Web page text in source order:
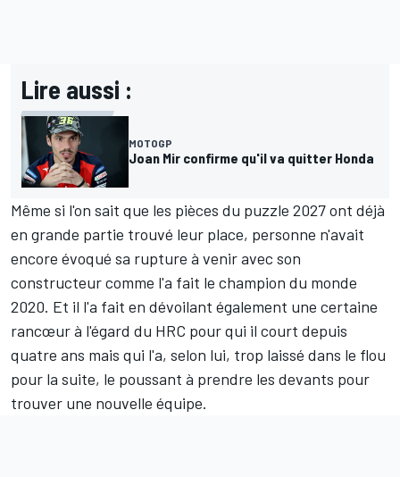
Lire aussi :
MOTOGP
Joan Mir confirme qu'il va quitter Honda
Même si l'on sait que les pièces du puzzle 2027 ont déjà
en grande partie trouvé leur place, personne n'avait
encore évoqué sa rupture à venir avec son
constructeur comme l'a fait le champion du monde
2020. Et il l'a fait en dévoilant également une certaine
rancœur à l'égard du HRC pour qui il court depuis
quatre ans mais qui l'a, selon lui, trop laissé dans le flou
pour la suite, le poussant à prendre les devants pour
trouver une nouvelle équipe.